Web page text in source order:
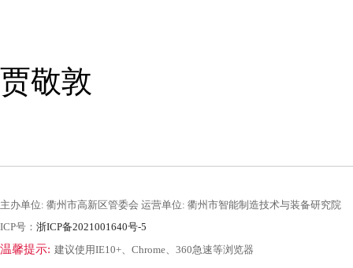
贾敬敦
主办单位: 衢州市高新区管委会 运营单位: 衢州市智能制造技术与装备研究院
ICP号： 浙ICP备2021001640号-5
温馨提示: 建议使用IE10+、Chrome、360急速等浏览器